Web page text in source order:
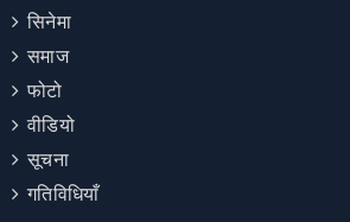
सिनेमा
समाज
फोटो
वीडियो
सूचना
गतिविधियाँ